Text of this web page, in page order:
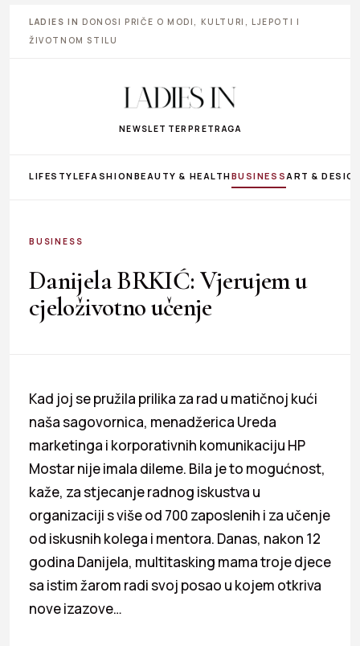
LADIES IN DONOSI PRIČE O MODI, KULTURI, LJEPOTI I
ŽIVOTNOM STILU
NEWSLETTER PRETRAGA
LIFESTYLEFASHIONBEAUTY & HEALTHBUSINESS ART &
BUSINESS
Danijela BRKIĆ: Vjerujem u
cjeloživotno učenje
Kad joj se pružila prilika za rad u matičnoj kući
naša sagovornica, menadžerica Ureda
marketinga i korporativnih komunikaciju HP
Mostar nije imala dileme. Bila je to mogućnost,
kaže, za stjecanje radnog iskustva u
organizaciji s više od 700 zaposlenih i za učenje
od iskusnih kolega i mentora. Danas, nakon 12
godina Danijela, multitasking mama troje djece
sa istim žarom radi svoj posao u kojem otkriva
nove izazove…